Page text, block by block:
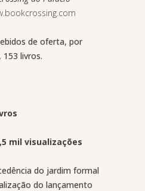
de oferta, por
livros.
mil visualizações
do jardim formal
do lançamento